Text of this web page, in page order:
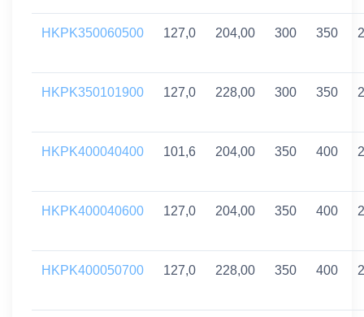
HKPK350060500 127,0 204,00 300 350
HKPK350101900 127,0 228,00 300 350
HKPK400040400 101,6 204,00 350 400
HKPK400040600 127,0 204,00 350 400
HKPK400050700 127,0 228,00 350 400